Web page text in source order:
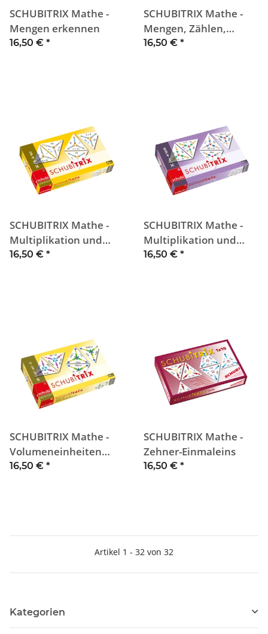
SCHUBITRIX Mathe -
Mengen erkennen
16,50 € *
SCHUBITRIX Mathe -
Mengen, Zählen,
Zahlen
16,50 € *
SCHUBITRIX Mathe -
Multiplikation und
Division bis 100
16,50 € *
SCHUBITRIX Mathe -
Multiplikation und
Division bis 1000
16,50 € *
SCHUBITRIX Mathe -
Volumeneinheiten
umwandeln
16,50 € *
SCHUBITRIX Mathe -
Zehner-Einmaleins
16,50 € *
Artikel 1 - 32 von 32
Kategorien